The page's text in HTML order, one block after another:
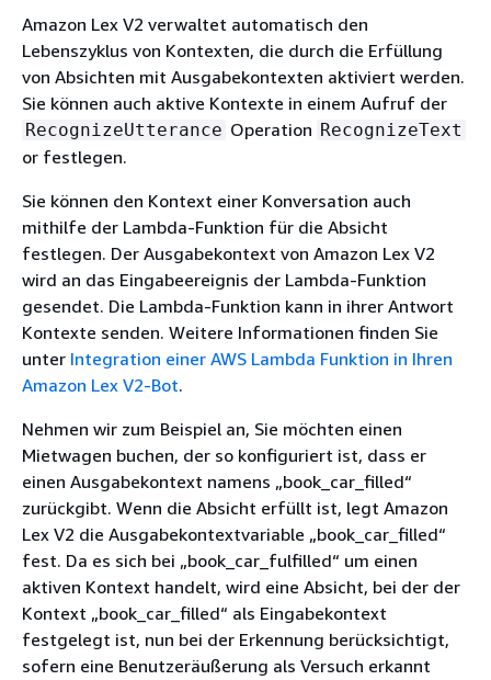
Amazon Lex V2 verwaltet automatisch den
Lebenszyklus von Kontexten, die durch die Erfüllung
von Absichten mit Ausgabekontexten aktiviert werden.
Sie können auch aktive Kontexte in einem Aufruf der
RecognizeUtterance Operation RecognizeText
or festlegen.
Sie können den Kontext einer Konversation auch
mithilfe der Lambda-Funktion für die Absicht
festlegen. Der Ausgabekontext von Amazon Lex V2
wird an das Eingabeereignis der Lambda-Funktion
gesendet. Die Lambda-Funktion kann in ihrer Antwort
Kontexte senden. Weitere Informationen finden Sie
unter Integration einer AWS Lambda Funktion in Ihren
Amazon Lex V2-Bot.
Nehmen wir zum Beispiel an, Sie möchten einen
Mietwagen buchen, der so konfiguriert ist, dass er
einen Ausgabekontext namens „book_car_filled“
zurückgibt. Wenn die Absicht erfüllt ist, legt Amazon
Lex V2 die Ausgabekontextvariable „book_car_filled“
fest. Da es sich bei „book_car_fulfilled“ um einen
aktiven Kontext handelt, wird eine Absicht, bei der der
Kontext „book_car_filled“ als Eingabekontext
festgelegt ist, nun bei der Erkennung berücksichtigt,
sofern eine Benutzeräußerung als Versuch erkannt